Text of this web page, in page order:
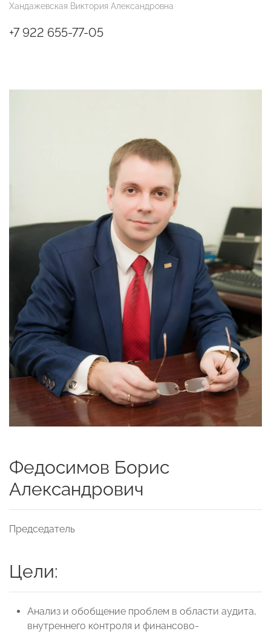
Хандажевская Виктория Александровна
+7 922 655-77-05
Федосимов Борис
Александрович
Председатель
Цели:
Анализ и обобщение проблем в области аудита,
внутреннего контроля и финансово-